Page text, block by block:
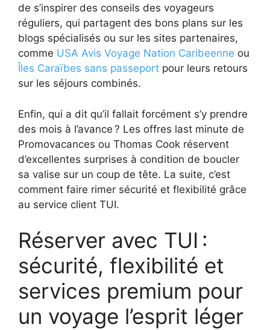
de s’inspirer des conseils des voyageurs
réguliers, qui partagent des bons plans sur les
blogs spécialisés ou sur les sites partenaires,
comme USA Avis Voyage Nation Caribeenne ou
Îles Caraïbes sans passeport pour leurs retours
sur les séjours combinés.
Enfin, qui a dit qu’il fallait forcément s’y prendre
des mois à l’avance ? Les offres last minute de
Promovacances ou Thomas Cook réservent
d’excellentes surprises à condition de boucler
sa valise sur un coup de tête. La suite, c’est
comment faire rimer sécurité et flexibilité grâce
au service client TUI.
Réserver avec TUI :
sécurité, flexibilité et
services premium pour
un voyage l’esprit léger